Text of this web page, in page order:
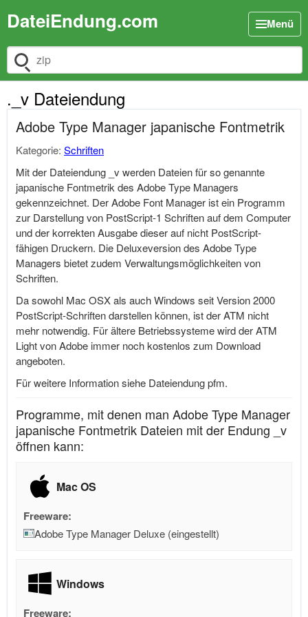
DateiEndung.com Menü
Dateiendung suchen
._v Dateiendung
Adobe Type Manager japanische Fontmetrik
Kategorie: Schriften
Mit der Dateiendung _v werden Dateien für so genannte
japanische Fontmetrik des Adobe Type Managers
gekennzeichnet. Der Adobe Font Manager ist ein Programm
zur Darstellung von PostScript-1 Schriften auf dem Computer
und der korrekten Ausgabe dieser auf nicht PostScript-
fähigen Druckern. Die Deluxeversion des Adobe Type
Managers bietet zudem Verwaltungsmöglichkeiten von
Schriften.
Da sowohl Mac OSX als auch Windows seit Version 2000
PostScript-Schriften darstellen können, ist der ATM nicht
mehr notwendig. Für ältere Betriebssysteme wird der ATM
Light von Adobe immer noch kostenlos zum Download
angeboten.
Für weitere Information siehe Dateiendung pfm.
Programme, mit denen man Adobe Type Manager
japanische Fontmetrik Dateien mit der Endung _v
öffnen kann:
Mac OS
Freeware:
Adobe Type Manager Deluxe (eingestellt)
Windows
Freeware: